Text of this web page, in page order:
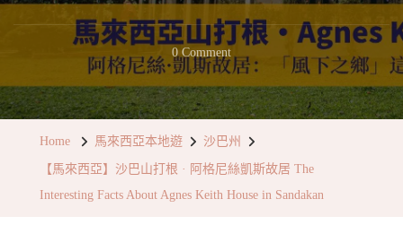
0 CommentOn
【馬
來
Home 馬來西亞本地遊 沙巴州
【馬來西亞】沙巴山打根 · 阿格尼絲凱斯故居 The
Interesting Facts About Agnes Keith House in Sandakan